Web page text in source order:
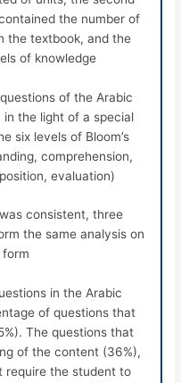
the number of
the textbook, and the
of knowledge.
of the Arabic
the light of a special
six levels of Bloom’s
comprehension,
evaluation).
consistent, three
the same analysis on
in the Arabic
of questions that
The questions that
of the content (36%),
require the student to